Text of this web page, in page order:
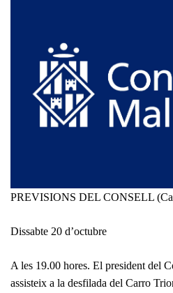
PREVISIONS DEL CONSELL
Dissabte 20 d’octubre
A les 19.00 hores. El president del
assisteix a la desfilada del Carro